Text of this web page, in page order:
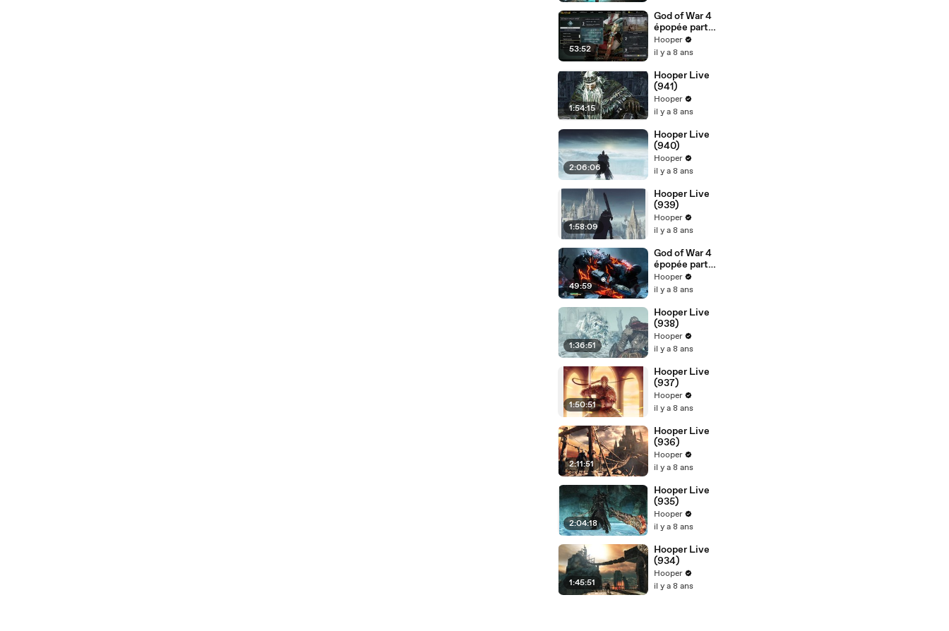
53:52
God of War 4
épopée part
32
Hooper
il y a 8 ans
1:54:15
Hooper Live
(941)
Hooper
il y a 8 ans
2:06:06
Hooper Live
(940)
Hooper
il y a 8 ans
1:58:09
Hooper Live
(939)
Hooper
il y a 8 ans
49:59
God of War 4
épopée part
30
Hooper
il y a 8 ans
1:36:51
Hooper Live
(938)
Hooper
il y a 8 ans
1:50:51
Hooper Live
(937)
Hooper
il y a 8 ans
2:11:51
Hooper Live
(936)
Hooper
il y a 8 ans
2:04:18
Hooper Live
(935)
Hooper
il y a 8 ans
1:45:51
Hooper Live
(934)
Hooper
il y a 8 ans